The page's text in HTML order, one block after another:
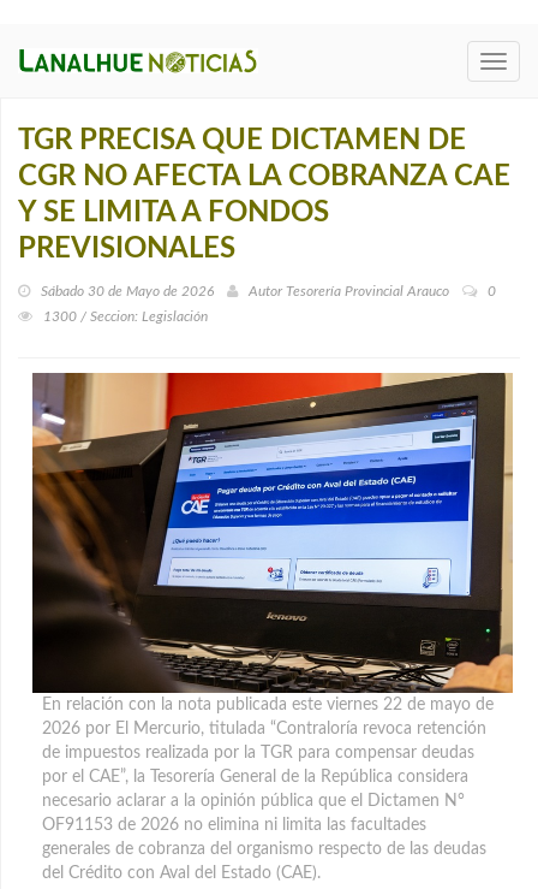
TGR PRECISA QUE DICTAMEN DE
CGR NO AFECTA LA COBRANZA CAE
Y SE LIMITA A FONDOS
PREVISIONALES
Sábado 30 de Mayo de 2026 Autor Tesorería Provincial Arauco
0
1300 / Seccion: Legislación
En relación con la nota publicada este viernes 22 de mayo de
2026 por El Mercurio, titulada “Contraloría revoca retención
de impuestos realizada por la TGR para compensar deudas
por el CAE”, la Tesorería General de la República considera
necesario aclarar a la opinión pública que el Dictamen N°
OF91153 de 2026 no elimina ni limita las facultades
generales de cobranza del organismo respecto de las deudas
del Crédito con Aval del Estado (CAE).